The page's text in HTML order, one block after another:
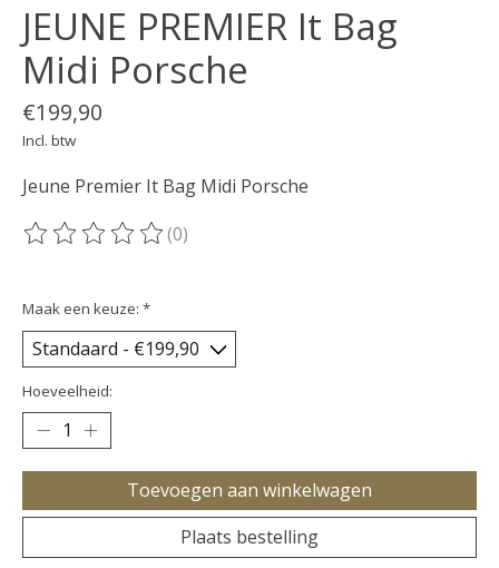
JEUNE PREMIER It Bag
Midi Porsche
€199,90
Incl. btw
Jeune Premier It Bag Midi Porsche
De beoordeling van dit product is
(0)
Maak een keuze: *
Hoeveelheid:
Toevoegen aan winkelwagen
Plaats bestelling